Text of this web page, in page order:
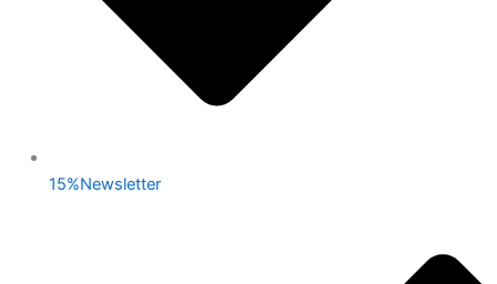
15%Newsletter